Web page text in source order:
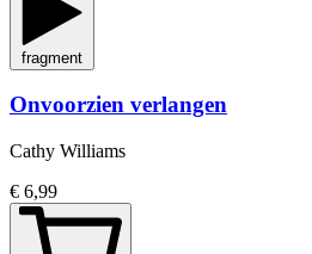
fragment
Onvoorzien verlangen
Cathy Williams
€ 6,99